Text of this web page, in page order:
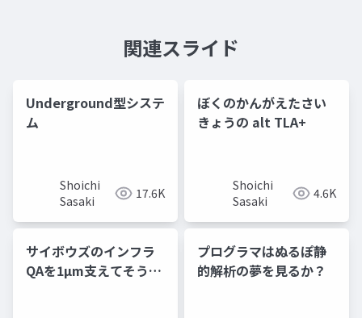
関連スライド
Underground型システ
ム
Shoichi
Sasaki
17.6K
ぼくのかんがえたさい
きょうの alt TLA+
Shoichi
Sasaki
4.6K
サイボウズのインフラ
QAを1µm支えてそうな
プログラマはぬるぽ静
的解析の夢を見るか？